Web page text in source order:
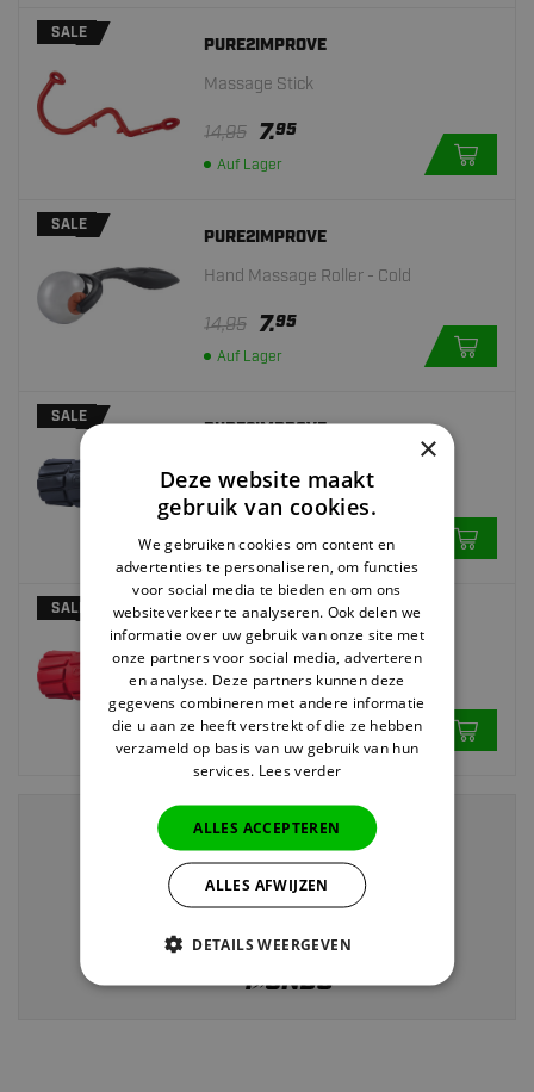
SALE
PURE2IMPROVE
Massage Stick
14,95 7.95
Auf Lager
SALE
PURE2IMPROVE
Hand Massage Roller - Cold
14,95 7.95
Auf Lager
SALE
PURE2IMPROVE
Foam Roller - Firm - Black
29,95 20.95
Auf Lager
SALE
PURE2IMPROVE
Foam Roller - Medium - Red
29,95 20. 95
Auf Lager
Vor 22:00 Uhr bestellt,heute versendet>
Rückgabe innerhalb von
30 Tagen
×
Deze website maakt
gebruik van cookies.
We gebruiken cookies om content en
advertenties te personaliseren, om functies
voor social media te bieden en om ons
websiteverkeer te analyseren. Ook delen we
informatie over uw gebruik van onze site met
onze partners voor social media, adverteren
en analyse. Deze partners kunnen deze
gegevens combineren met andere informatie
die u aan ze heeft verstrekt of die ze hebben
verzameld op basis van uw gebruik van hun
services. Lees verder
ALLES ACCEPTEREN
ALLES AFWIJZEN
DETAILS WEERGEVEN